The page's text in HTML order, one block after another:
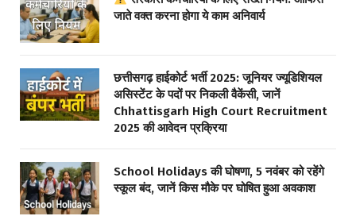
जाते वक्त करना होगा ये काम अनिवार्य
छत्तीसगढ़ हाईकोर्ट भर्ती 2025: जूनियर ज्यूडिशियल
असिस्टेंट के पदों पर निकली वैकेंसी, जानें
Chhattisgarh High Court Recruitment
2025 की आवेदन प्रक्रिया
School Holidays की घोषणा, 5 नवंबर को रहेंगे
स्कूल बंद, जानें किस मौके पर घोषित हुआ अवकाश